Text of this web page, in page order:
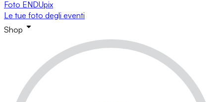
Foto ENDUpix
Le tue foto degli eventi
Shop